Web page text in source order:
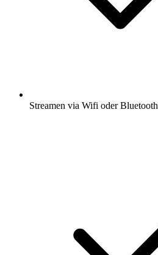
Streamen via Wifi oder Bluetooth